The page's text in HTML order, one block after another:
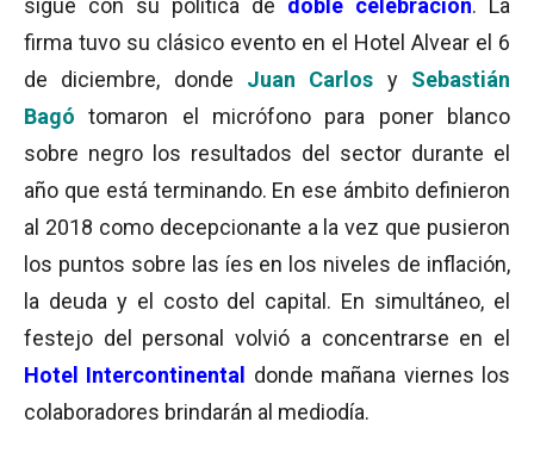
sigue con su política de doble celebración. La
firma tuvo su clásico evento en el Hotel Alvear el 6
de diciembre, donde Juan Carlos y Sebastián
Bagó tomaron el micrófono para poner blanco
sobre negro los resultados del sector durante el
año que está terminando. En ese ámbito definieron
al 2018 como decepcionante a la vez que pusieron
los puntos sobre las íes en los niveles de inflación,
la deuda y el costo del capital. En simultáneo, el
festejo del personal volvió a concentrarse en el
Hotel Intercontinental
donde mañana viernes los
colaboradores brindarán al mediodía.